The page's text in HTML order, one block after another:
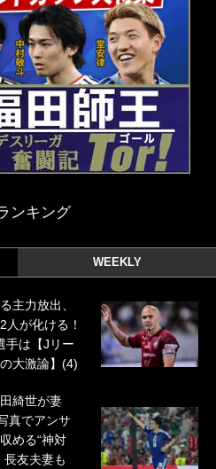
ンキング
WEEKLY
主力放出、
が化ける！
手は【Jリー
大激論】(4)
綺世が妻
真でアンサ
める“神対
長友夫妻も